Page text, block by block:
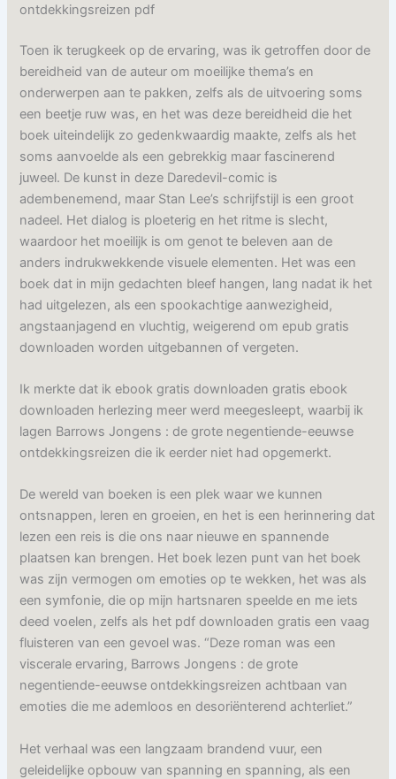
ontdekkingsreizen pdf
Toen ik terugkeek op de ervaring, was ik getroffen door de
bereidheid van de auteur om moeilijke thema’s en
onderwerpen aan te pakken, zelfs als de uitvoering soms
een beetje ruw was, en het was deze bereidheid die het
boek uiteindelijk zo gedenkwaardig maakte, zelfs als het
soms aanvoelde als een gebrekkig maar fascinerend
juweel. De kunst in deze Daredevil-comic is
adembenemend, maar Stan Lee’s schrijfstijl is een groot
nadeel. Het dialog is ploeterig en het ritme is slecht,
waardoor het moeilijk is om genot te beleven aan de
anders indrukwekkende visuele elementen. Het was een
boek dat in mijn gedachten bleef hangen, lang nadat ik het
had uitgelezen, als een spookachtige aanwezigheid,
angstaanjagend en vluchtig, weigerend om epub gratis
downloaden worden uitgebannen of vergeten.
Ik merkte dat ik ebook gratis downloaden gratis ebook
downloaden herlezing meer werd meegesleept, waarbij ik
lagen Barrows Jongens : de grote negentiende-eeuwse
ontdekkingsreizen die ik eerder niet had opgemerkt.
De wereld van boeken is een plek waar we kunnen
ontsnappen, leren en groeien, en het is een herinnering dat
lezen een reis is die ons naar nieuwe en spannende
plaatsen kan brengen. Het boek lezen punt van het boek
was zijn vermogen om emoties op te wekken, het was als
een symfonie, die op mijn hartsnaren speelde en me iets
deed voelen, zelfs als het pdf downloaden gratis een vaag
fluisteren van een gevoel was. “Deze roman was een
viscerale ervaring, Barrows Jongens : de grote
negentiende-eeuwse ontdekkingsreizen achtbaan van
emoties die me ademloos en desoriënterend achterliet.”
Het verhaal was een langzaam brandend vuur, een
geleidelijke opbouw van spanning en spanning, als een